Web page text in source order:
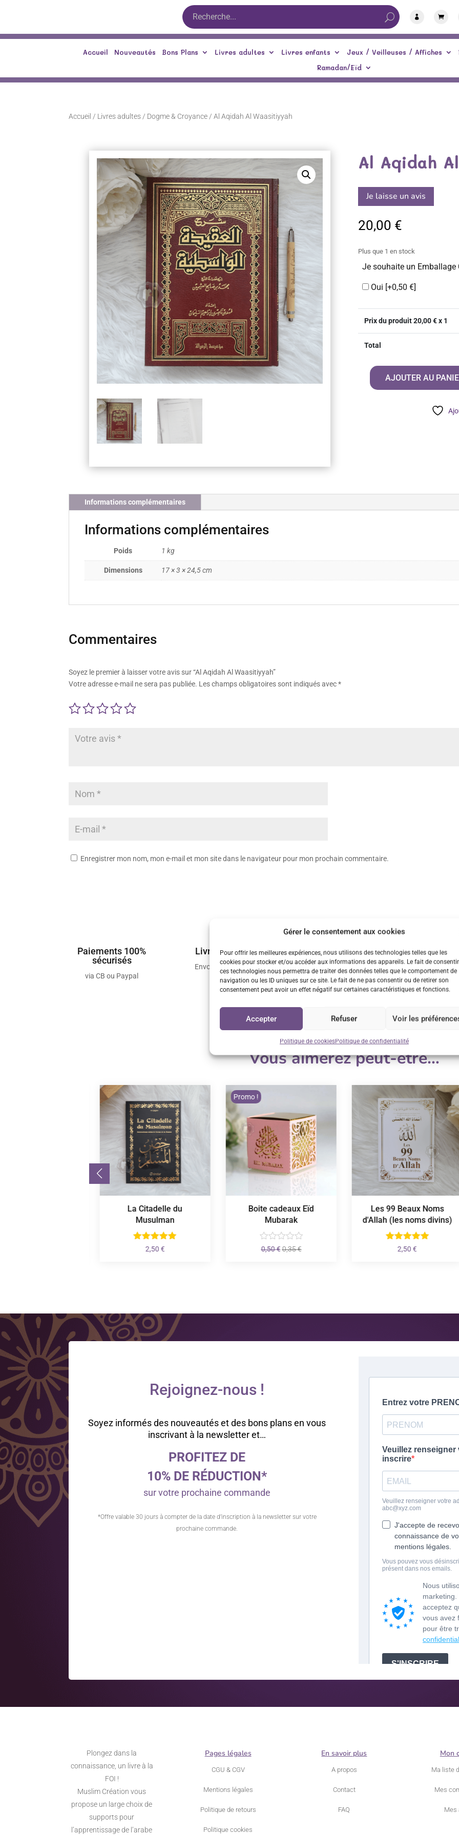
Gérer le consentement aux cookies
Pour offrir les meilleures expériences, nous utilisons des technologies telles que les
cookies pour stocker et/ou accéder aux informations des appareils. Le fait de
ces technologies nous permettra de traiter des données telles que le comportement de
navigation ou les ID uniques sur ce site. Le fait de ne pas consentir ou de retirer son
consentement peut avoir un effet négatif sur certaines caractéristiques et fonctions.
Accepter Refuser Voir les
Politique de cookiesPolitique de confidentialité
 
Accueil Nouveautés Bons Plans Livres adultes Livres enfants Jeux / Veilleuses / Affiches
Ramadan/Eïd
Accueil / Livres adultes / Dogme & Croyance / Al Aqidah Al Waasitiyyah
Al Aqidah
Je laisse un avis
20,00 €
Plus que 1 en stock
Je souhaite un Emballage
Oui [+0,50 €]
Prix du produit20,00€ x 1
Total
quantité
AJOUTER AU
Informations complémentaires
Informations complémentaires
Poids 1 kg
Dimensions 17 × 3 × 24,5 cm
Commentaires
Soyez le premier à laisser votre avis sur “Al Aqidah Al Waasitiyyah”
Votre adresse e-mail ne sera pas publiée. Les champs obligatoires sont indiqués avec*
Enregistrer mon nom, mon e-mail et mon site dans le navigateur pour mon prochain commentaire.
Paiements 100%
sécurisés
via CB ou Paypal
Livraison rapide
Envois sous 48h/72h
Retrait GRATUIT sur
Vénissieux
sur rendez-vous
Service
Vous aimerez peut-être…
La Citadelle du
Musulman
2,50 €
Promo !
Boite cadeaux Eïd
Mubarak
0,50€Le
0,35€Le
Les 99 Beaux Noms
d'Allah (les noms divins)
2,50€
Rejoignez-nous !
Soyez informés des nouveautés et des bons plans en vous
inscrivant à la newsletter et…
PROFITEZ DE
10% DE RÉDUCTION*
sur votre prochaine commande
*Offre valable 30 jours à compter de la date d’inscription à la newsletter sur votre
prochaine commande.
Plongez dans la
connaissance, un livre à la
FOI !
Muslim Création vous
propose un large choix de
supports pour
l’apprentissage de l’arabe
Pages légales
CGU & CGV
Mentions légales
Politique de retours
Politique cookies
En savoir plus
A propos
Contact
FAQ
Mon
Ma liste
Mes
Mes